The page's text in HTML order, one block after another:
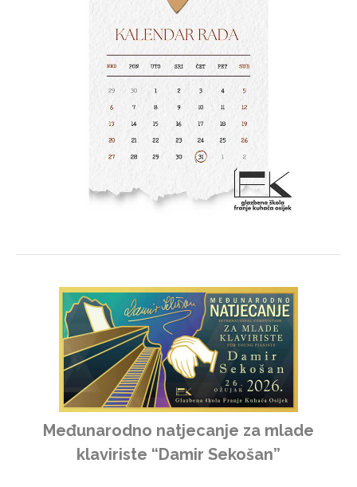
Međunarodno natjecanje za mlade
klaviriste “Damir Sekošan”